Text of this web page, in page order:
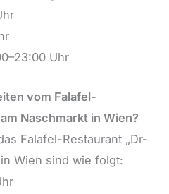
Uhr
vom Falafel-
Naschmarkt in Wien?
Falafel-Restaurant „Dr-
Wien sind wie folgt: